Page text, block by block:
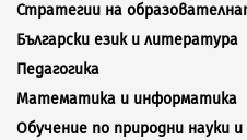
Стратегии на
Български език и литература
Педагогика
Математика и информатика
Обучение по природни науки